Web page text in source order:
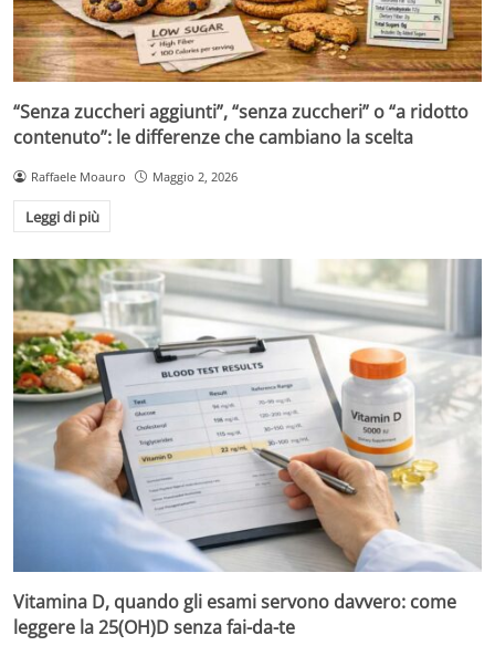
“Senza zuccheri aggiunti”, “senza zuccheri” o “a ridotto
contenuto”: le differenze che cambiano la scelta
Raffaele Moauro Maggio 2, 2026
Leggi di più
Vitamina D, quando gli esami servono davvero: come
leggere la 25(OH)D senza fai-da-te